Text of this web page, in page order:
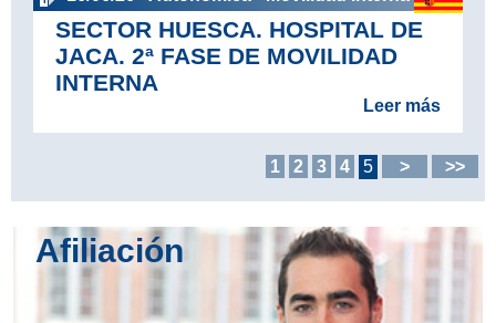
SECTOR HUESCA. HOSPITAL DE
JACA. 2ª FASE DE MOVILIDAD
INTERNA
Leer más
1 2 3 4 5 > >>
Afiliación